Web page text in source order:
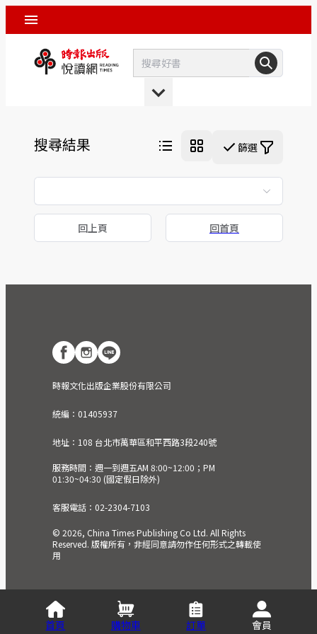
搜尋結果 篩選
回上頁 回首頁
時報文化出版企業股份有限公司
統編：01405937
地址：108 台北市萬華區和平西路3段240號
服務時間：週一到週五AM 8:00~12:00；PM
01:30~04:30 (國定假日除外)
客服電話：02-2304-7103
© 2026, China Times Publishing Co Ltd. All Rights
Reserved. 版權所有，非經同意請勿作任何形式之轉載使
用
首頁 購物車 訂單 會員